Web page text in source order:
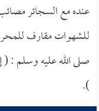
عنده مع السجائر
للشهوات مقارف
صلى الله عليه وسلم : (
).